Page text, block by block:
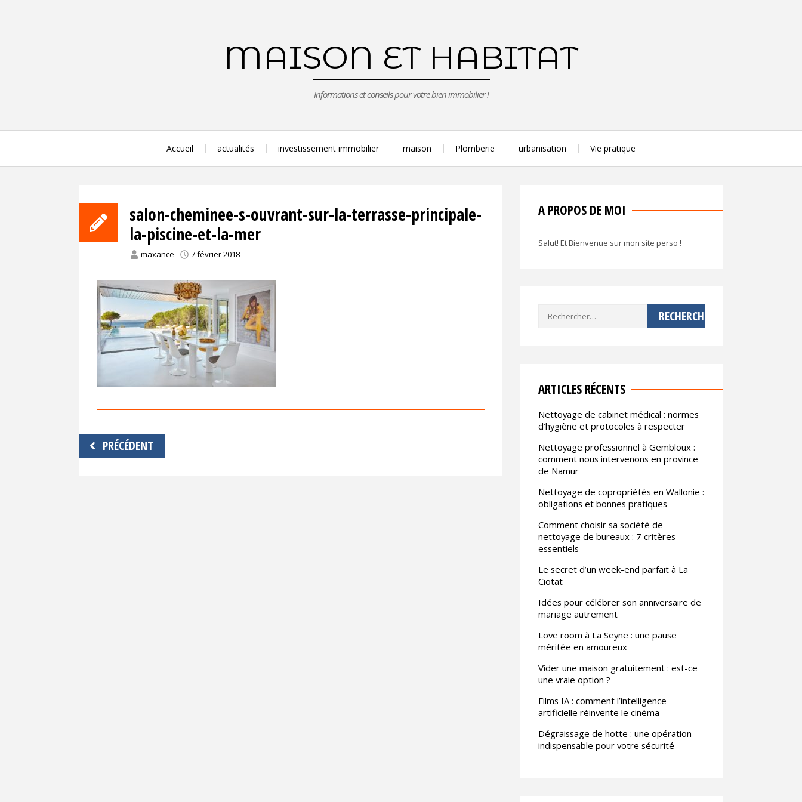
MAISON ET HABITAT
Informations et conseils pour votre bien immobilier !
Accueil actualités investissement immobilier maison Plomberie urbanisation Vie pratique
salon-cheminee-s-ouvrant-sur-la-terrasse-principale-
la-piscine-et-la-mer
maxance 7 février 2018
Navigation
de
PRÉCÉDENT
A PROPOS DE MOI
Salut! Et Bienvenue sur mon site perso !
Rechercher :
ARTICLES RÉCENTS
Nettoyage de cabinet médical : normes
d’hygiène et protocoles à respecter
Nettoyage professionnel à Gembloux :
comment nous intervenons en province
de Namur
Nettoyage de copropriétés en Wallonie :
obligations et bonnes pratiques
Comment choisir sa société de
nettoyage de bureaux : 7 critères
essentiels
Le secret d’un week-end parfait à La
Ciotat
Idées pour célébrer son anniversaire de
mariage autrement
Love room à La Seyne : une pause
méritée en amoureux
Vider une maison gratuitement : est-ce
une vraie option ?
Films IA : comment l’intelligence
artificielle réinvente le cinéma
Dégraissage de hotte : une opération
indispensable pour votre sécurité